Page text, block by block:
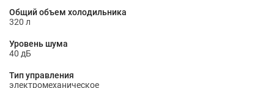
Общий объем холодильника
320 л
Уровень шума
40 дБ
Тип управления
электромеханическое